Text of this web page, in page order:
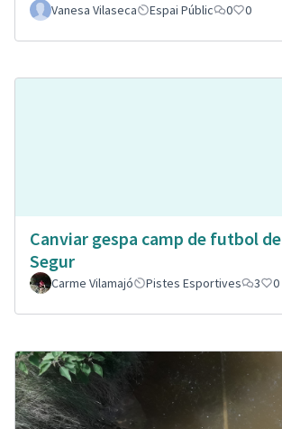
Vanesa Vilaseca Espai Públic 0 0
Canviar gespa camp de futbol de
Segur
Carme Vilamajó Pistes Esportives 3 0